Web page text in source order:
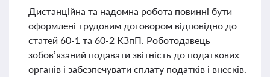
Дистанційна та надомна робота повинні бути
оформлені трудовим договором відповідно до
статей 60-1 та 60-2 КЗпП. Роботодавець
зобов’язаний подавати звітність до податкових
органів і забезпечувати сплату податків і внесків.